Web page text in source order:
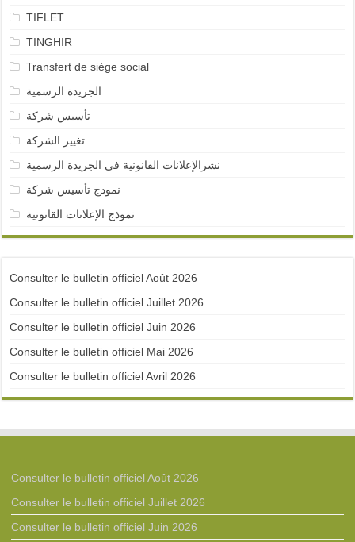
TIFLET
TINGHIR
Transfert de siège social
الجريدة الرسمية
تأسيس شركة
تغيير الشركة
نشرالإعلانات القانونية في الجريدة الرسمية
نمودج تأسيس شركة
نموذج الإعلانات القانونية
Consulter le bulletin officiel Août 2026
Consulter le bulletin officiel Juillet 2026
Consulter le bulletin officiel Juin 2026
Consulter le bulletin officiel Mai 2026
Consulter le bulletin officiel Avril 2026
Consulter le bulletin officiel Août 2026
Consulter le bulletin officiel Juillet 2026
Consulter le bulletin officiel Juin 2026